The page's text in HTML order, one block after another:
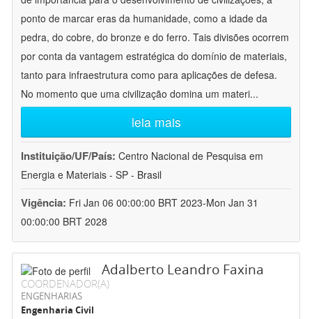
ponto de marcar eras da humanidade, como a idade da
pedra, do cobre, do bronze e do ferro. Tais divisões ocorrem
por conta da vantagem estratégica do domínio de materiais,
tanto para infraestrutura como para aplicações de defesa.
No momento que uma civilização domina um materi...
leia mais
Instituição/UF/País: Centro Nacional de Pesquisa em
Energia e Materiais - SP - Brasil
Vigência: Fri Jan 06 00:00:00 BRT 2023-Mon Jan 31
00:00:00 BRT 2028
Adalberto Leandro Faxina
COORDENADOR(A)
ENGENHARIAS
Engenharia Civil